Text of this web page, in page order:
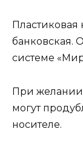
Пластиковая
банковская.
системе
При желании
могут
носителе.